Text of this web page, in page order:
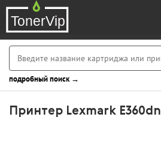
подробный поиск →
Принтер Lexmark E360dn